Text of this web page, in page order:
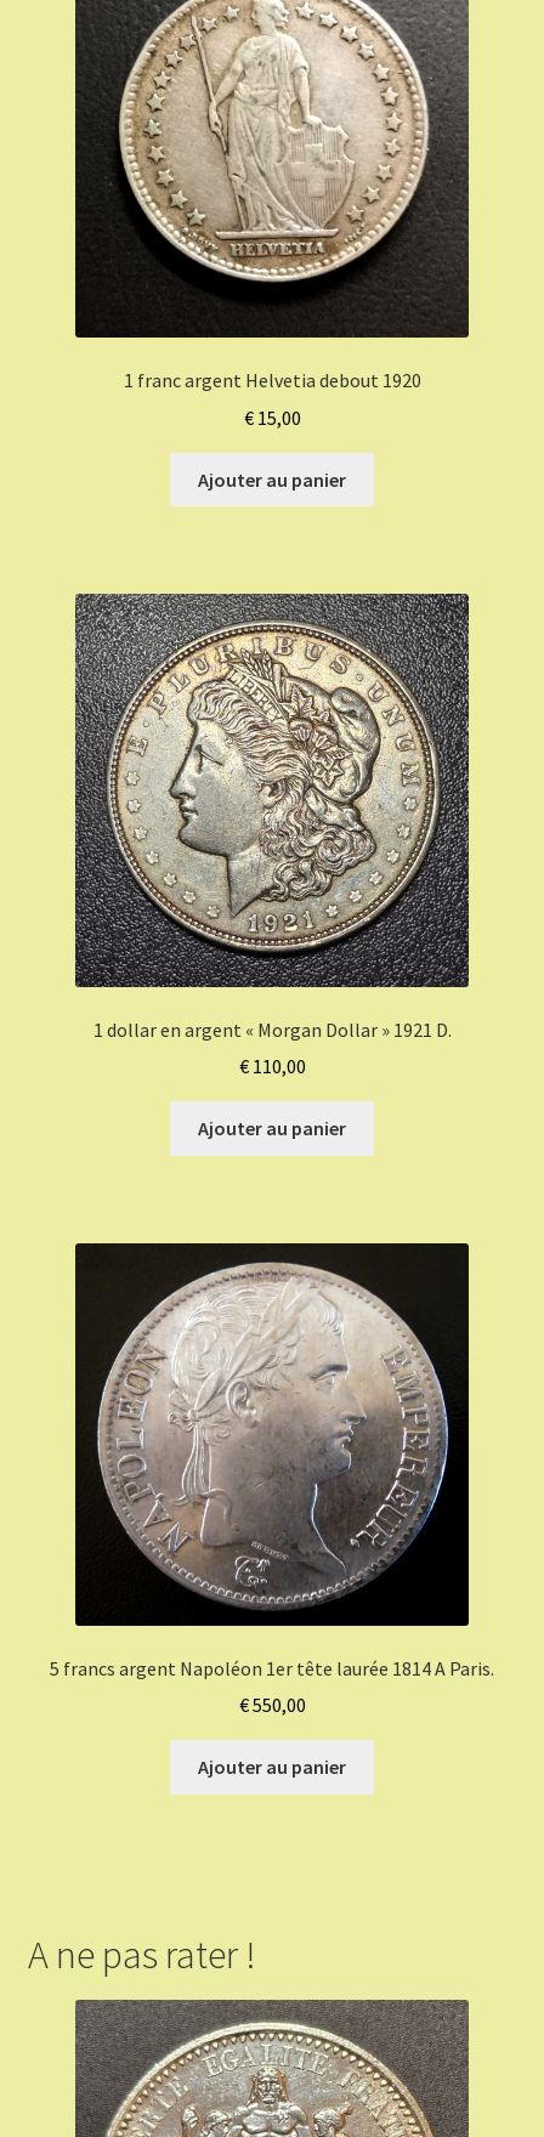
1 franc argent Helvetia debout 1920
€15,00
Ajouter au panier
1 dollar en argent « Morgan Dollar » 1921 D.
€110,00
Ajouter au panier
5 francs argent Napoléon 1er tête laurée 1814 A Paris.
€550,00
Ajouter au panier
A ne pas rater !